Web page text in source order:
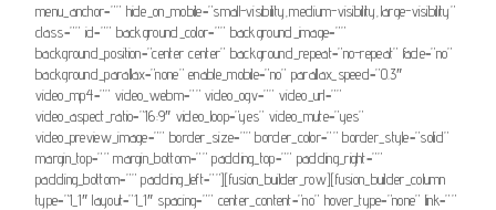
menu_anchor=”” hide_on_mobile=”small-visibility,medium-visibility,large-visibility”
class=”” id=”” background_color=”” background_image=””
background_position=”center center” background_repeat=”no-repeat” fade=”no”
background_parallax=”none” enable_mobile=”no” parallax_speed=”0.3″
video_mp4=”” video_webm=”” video_ogv=”” video_url=””
video_aspect_ratio=”16:9″ video_loop=”yes” video_mute=”yes”
video_preview_image=”” border_size=”” border_color=”” border_style=”solid”
margin_top=”” margin_bottom=”” padding_top=”” padding_right=””
padding_bottom=”” padding_left=””][fusion_builder_row][fusion_builder_column
type=”1_1″ layout=”1_1″ spacing=”” center_content=”no” hover_type=”none” link=””